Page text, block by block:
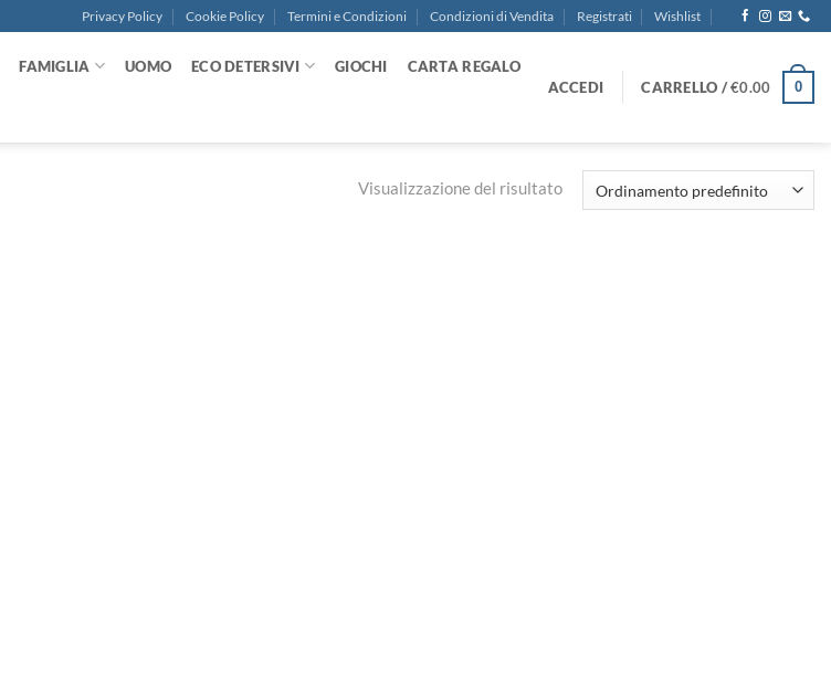
Privacy Policy Cookie Policy Termini e Condizioni Condizioni di Vendita Registrati Wishlist
FAMIGLIA UOMO ECO DETERSIVI GIOCHI CARTA REGALO
ACCEDI CARRELLO /€0.00 0
Visualizzazione del risultato